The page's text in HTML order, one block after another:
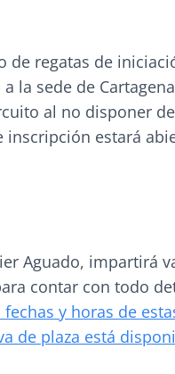
de regatas de
la sede de
al no disponer
inscripción estará
Aguado, impartirá
contar con todo
y horas de
de plaza está